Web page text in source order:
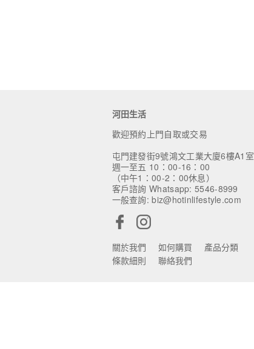
河田生活
歡迎預約上門自取或交易
屯門建發街9號鴻文工業大廈6樓A1室
週一至五 10：00-16：00
（中午1：00-2：00休息）
客戶諮詢 Whatsapp: 5546-8999
一般查詢: biz@hotinlifestyle.com
關於我們 如何購買
產品分類
條款細則
聯絡我們